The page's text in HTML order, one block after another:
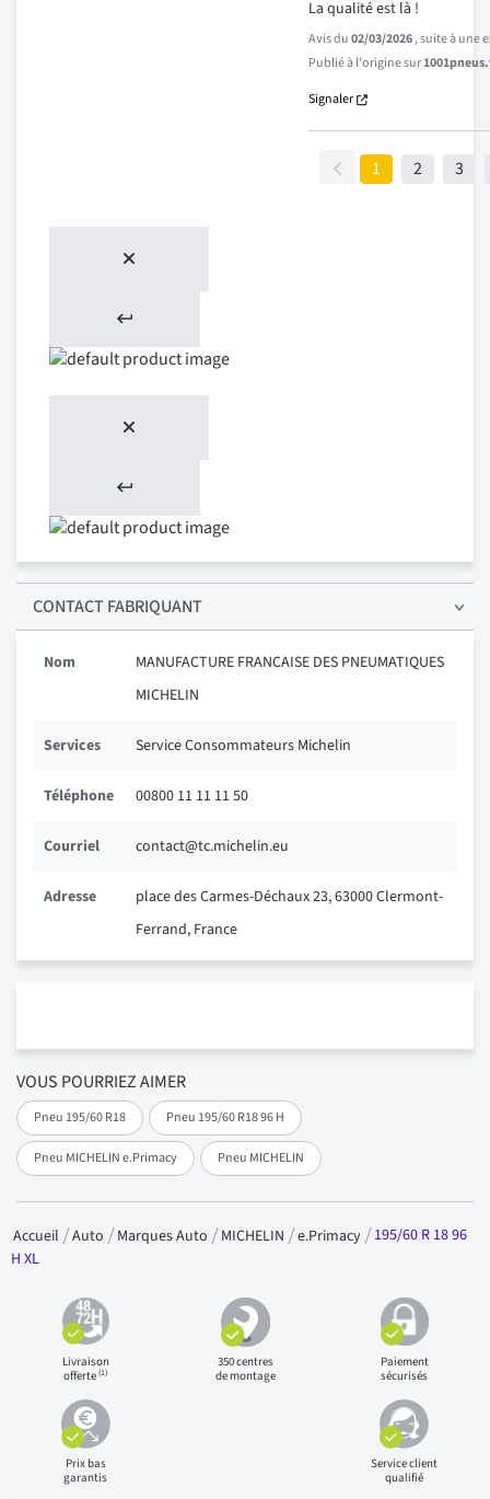
VOUS POURRIEZ AIMER
Pneu 195/60 R18 Pneu 195/60 R18 96 H
Pneu MICHELIN e.Primacy Pneu MICHELIN
La qualité est là !
Avis du02/03/2026, suite à une
Publié à l'origine sur
Signaler
1 2 3
CONTACT FABRIQUANT
Nom
MANUFACTURE FRANCAISE DES PNEUMATIQUES
MICHELIN
Services Service Consommateurs Michelin
Téléphone 00800 11 11 11 50
Courriel contact@tc.michelin.eu
Adresse
place des Carmes-Déchaux 23, 63000 Clermont-
Ferrand, France
Accueil Auto Marques Auto MICHELIN e.Primacy
195/60 R 18 96
H XL
Livraison
offerte(1)
350 centres
de montage
Paiement
sécurisés
Prix bas
garantis
Service client
qualifié